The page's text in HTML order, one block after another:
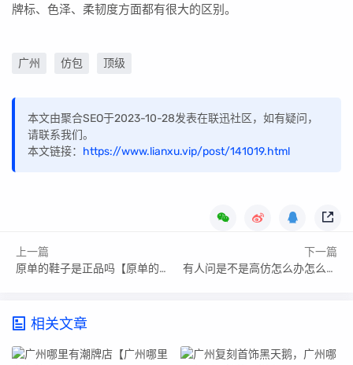
牌标、色泽、柔韧度方面都有很大的区别。
广州 仿包 顶级
本文由聚合SEO于2023-10-28发表在联迅社区，如有疑问，
请联系我们。
本文链接： https://www.lianxu.vip/post/141019.html
上一篇
原单的鞋子是正品吗【原单的鞋是什么】
下一篇
有人问是不是高仿怎么办怎么回复（有人问是不是高仿怎么办）
相关文章